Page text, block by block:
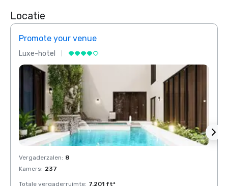
Locatie
Promote your venue
Luxe-hotel
Vergaderzalen: 8
Kamers: 237
Totale vergaderruimte: 7.201 ft²